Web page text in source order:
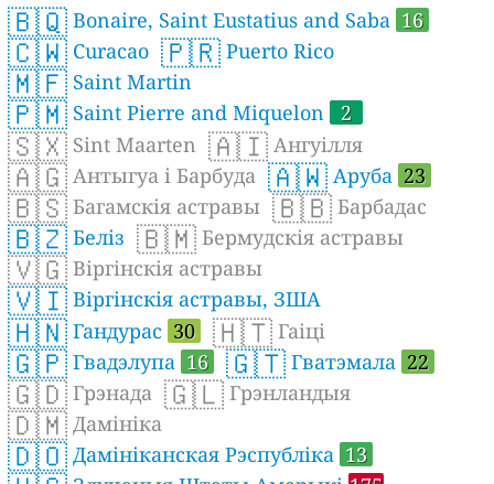
🇧🇶 Bonaire, Saint Eustatius and Saba 16
🇨🇼 Curacao 🇵🇷 Puerto Rico
🇲🇫 Saint Martin
🇵🇲 Saint Pierre and Miquelon 2
🇸🇽 Sint Maarten 🇦🇮 Ангуілля
🇦🇬 Антыгуа і Барбуда 🇦🇼 Аруба 23
🇧🇸 Багамскія астравы 🇧🇧 Барбадас
🇧🇿 Беліз 🇧🇲 Бермудскія астравы
🇻🇬 Віргінскія астравы
🇻🇮 Віргінскія астравы, ЗША
🇭🇳 Гандурас 30 🇭🇹 Гаіці
🇬🇵 Гвадэлупа 16 🇬🇹 Гватэмала 22
🇬🇩 Грэнада 🇬🇱 Грэнландыя
🇩🇲 Дамініка
🇩🇴 Дамініканская Рэспубліка 13